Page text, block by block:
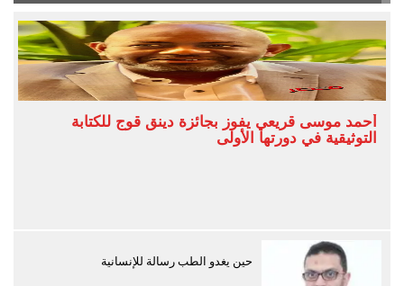
أحمد موسى قريعي يفوز بجائزة دينق قوج للكتابة
التوثيقية في دورتها الأولى
حين يغدو الطب رسالة للإنسانية